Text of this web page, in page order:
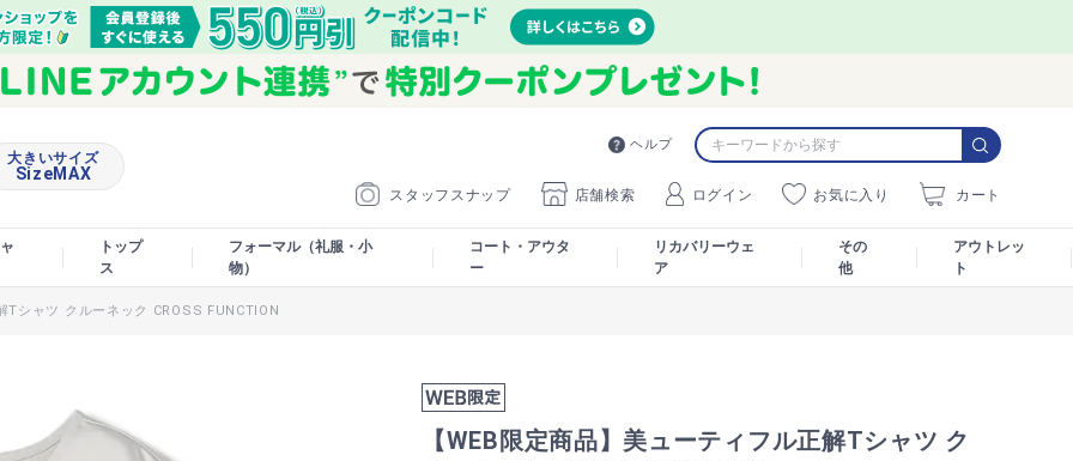
ヘルプ
スタッフスナップ 店舗検索 ログイン お気に入り カート
大きいサイズ
SizeMAX
トップ
ス
フォーマル（礼服・小
物）
コート・アウタ
ー
リカバリーウェ
ア
その
他
アウトレッ
ト
Tシャツ クルーネック CROSS FUNCTION
【WEB限定商品】美ューティフル正解Tシャツ ク